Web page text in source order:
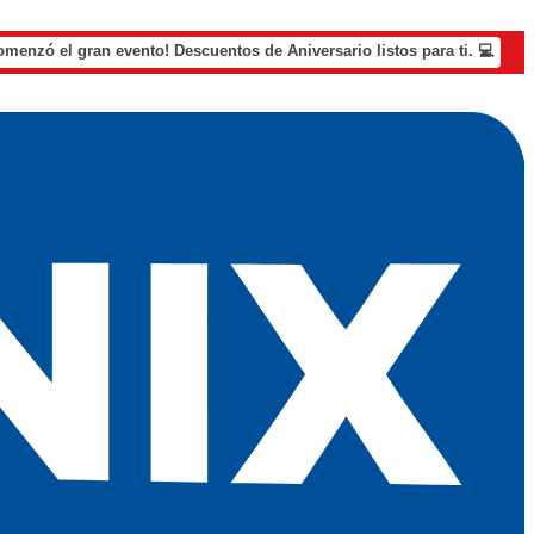
el gran evento! Descuentos de Aniversario listos para ti. 💻